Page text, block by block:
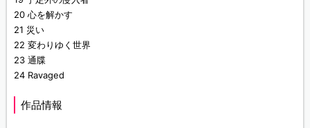
20 心を解かす
21 災い
22 変わりゆく世界
23 通牒
24 Ravaged
作品情報